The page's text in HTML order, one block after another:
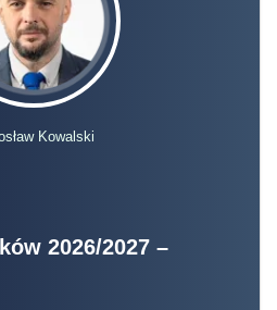
Kowalski
2026/2027 –